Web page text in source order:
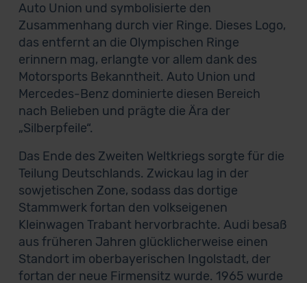
Auto Union und symbolisierte den
Zusammenhang durch vier Ringe. Dieses Logo,
das entfernt an die Olympischen Ringe
erinnern mag, erlangte vor allem dank des
Motorsports Bekanntheit. Auto Union und
Mercedes-Benz dominierte diesen Bereich
nach Belieben und prägte die Ära der
„Silberpfeile“.
Das Ende des Zweiten Weltkriegs sorgte für die
Teilung Deutschlands. Zwickau lag in der
sowjetischen Zone, sodass das dortige
Stammwerk fortan den volkseigenen
Kleinwagen Trabant hervorbrachte. Audi besaß
aus früheren Jahren glücklicherweise einen
Standort im oberbayerischen Ingolstadt, der
fortan der neue Firmensitz wurde. 1965 wurde